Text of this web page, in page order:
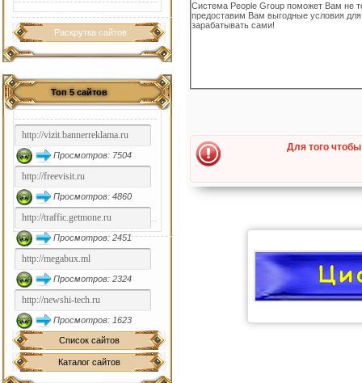
Раскрутка сайтов
Топ 5 сайтов
Просмотров: 7504
Просмотров: 4860
Просмотров: 2451
Просмотров: 2324
Просмотров: 1623
Список сайтов
Каталог сайтов
Система People Group поможет Вам не
предоставим Вам выгодные условия для
зарабатывать сами!
Для того